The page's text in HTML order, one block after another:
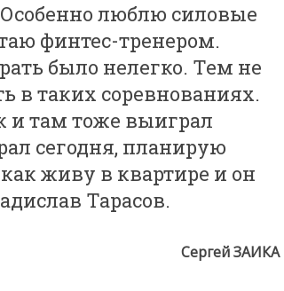
люблю силовые
финтес-тренером.
было нелегко. Тем не
в таких соревнованиях.
и там тоже выиграл
сегодня, планирую
живу в квартире и он
Тарасов.
Сергей ЗАИКА